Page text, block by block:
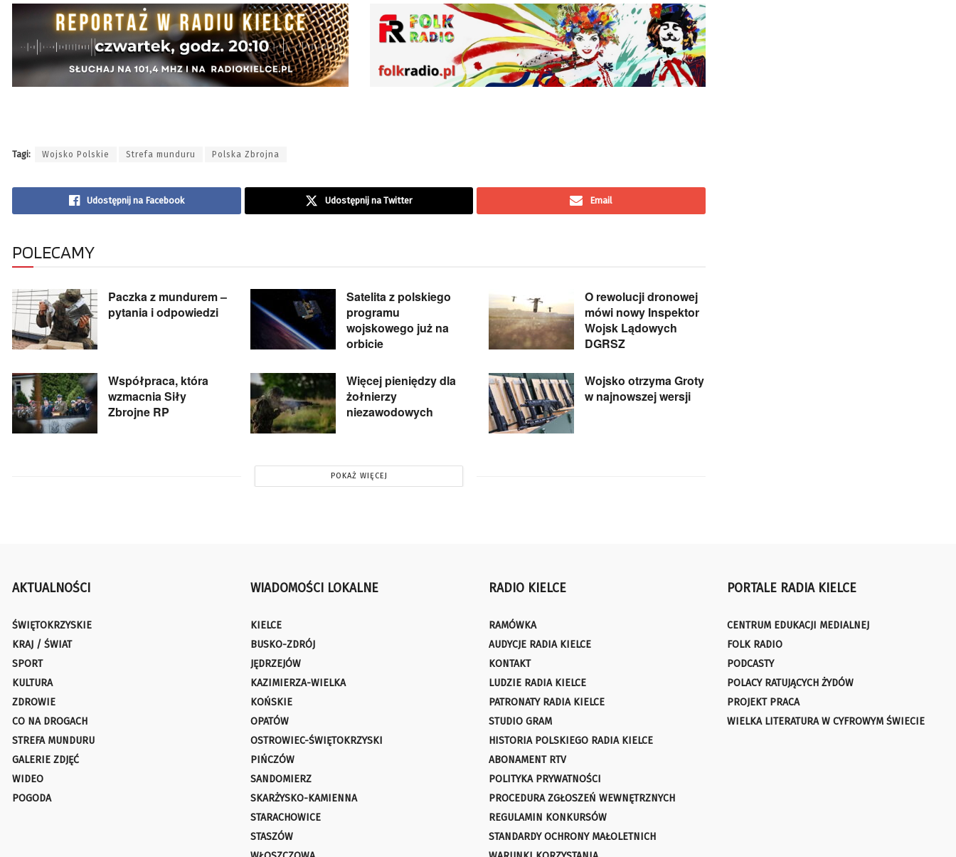
Tagi: Wojsko Polskie Strefa munduru Polska Zbrojna
Udostępnij na Facebook Udostępnij na Twitter Email
POLECAMY
Paczka z mundurem –
pytania i odpowiedzi
Satelita z polskiego
programu
wojskowego już na
orbicie
O rewolucji dronowej
mówi nowy Inspektor
Wojsk Lądowych
DGRSZ
Współpraca, która
wzmacnia Siły
Zbrojne RP
Więcej pieniędzy dla
żołnierzy
niezawodowych
Wojsko otrzyma Groty
w najnowszej wersji
POKAŻ WIĘCEJ
AKTUALNOŚCI
ŚWIĘTOKRZYSKIE
KRAJ / ŚWIAT
SPORT
KULTURA
ZDROWIE
CO NA DROGACH
STREFA MUNDURU
GALERIE ZDJĘĆ
WIDEO
POGODA
WIADOMOŚCI LOKALNE
KIELCE
BUSKO-ZDRÓJ
JĘDRZEJÓW
KAZIMIERZA-WIELKA
KOŃSKIE
OPATÓW
OSTROWIEC-ŚWIĘTOKRZYSKI
PIŃCZÓW
SANDOMIERZ
SKARŻYSKO-KAMIENNA
STARACHOWICE
STASZÓW
RADIO KIELCE
RAMÓWKA
AUDYCJE RADIA KIELCE
KONTAKT
LUDZIE RADIA KIELCE
PATRONATY RADIA KIELCE
STUDIO GRAM
HISTORIA POLSKIEGO RADIA KIELCE
ABONAMENT RTV
POLITYKA PRYWATNOŚCI
PROCEDURA ZGŁOSZEŃ WEWNĘTRZNYCH
REGULAMIN KONKURSÓW
STANDARDY OCHRONY MAŁOLETNICH
PORTALE RADIA KIELCE
CENTRUM EDUKACJI MEDIALNEJ
FOLK RADIO
PODCASTY
POLACY RATUJĄCYCH ŻYDÓW
PROJEKT PRACA
WIELKA LITERATURA W CYFROWYM ŚWIECIE